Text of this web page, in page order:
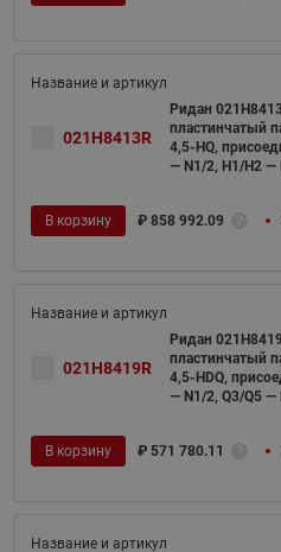
021H8413R
Ридан
пластинчатый
4,5-HQ,
— N1/2, H1/H2 —
В корзину ₽ 858 992.09
021H8419R
Ридан
пластинчатый
4,5-HDQ,
— N1/2, Q3/Q5 —
В корзину ₽ 571 780.11